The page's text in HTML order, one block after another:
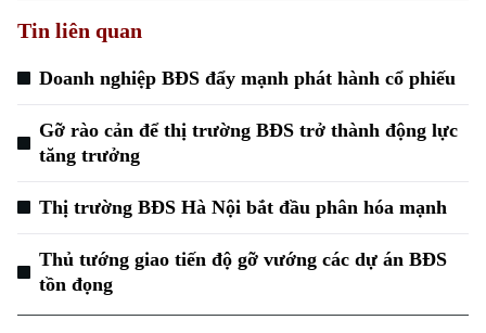
Tin liên quan
Doanh nghiệp BĐS đẩy mạnh phát hành cổ phiếu
Gỡ rào cản để thị trường BĐS trở thành động lực
tăng trưởng
Thị trường BĐS Hà Nội bắt đầu phân hóa mạnh
Thủ tướng giao tiến độ gỡ vướng các dự án BĐS
tồn đọng